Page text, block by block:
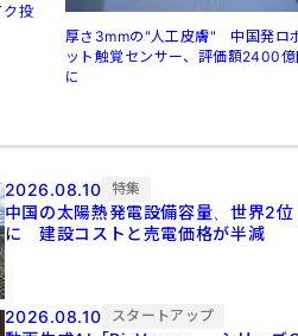
投
厚さ3mmの"人工皮膚" 中国発ロ
ット触覚センサー、評価額2400
に
2026.08.10 特集
中国の太陽熱発電設備容量、世界2位
に 建設コストと売電価格が半減
2026.08.10 スタートアップ